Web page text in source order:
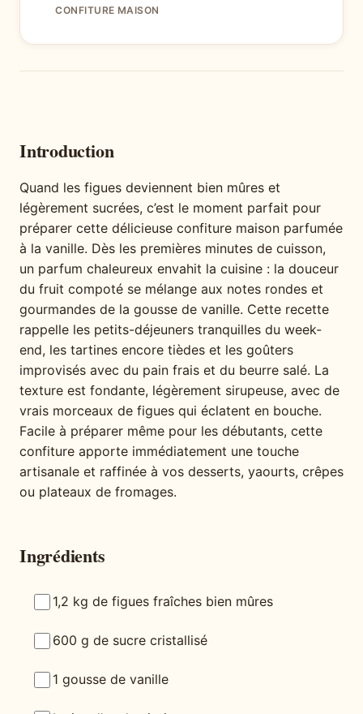
CONFITURE MAISON
Introduction
Quand les figues deviennent bien mûres et
légèrement sucrées, c’est le moment parfait pour
préparer cette délicieuse confiture maison parfumée
à la vanille. Dès les premières minutes de cuisson,
un parfum chaleureux envahit la cuisine : la douceur
du fruit compoté se mélange aux notes rondes et
gourmandes de la gousse de vanille. Cette recette
rappelle les petits-déjeuners tranquilles du week-
end, les tartines encore tièdes et les goûters
improvisés avec du pain frais et du beurre salé. La
texture est fondante, légèrement sirupeuse, avec de
vrais morceaux de figues qui éclatent en bouche.
Facile à préparer même pour les débutants, cette
confiture apporte immédiatement une touche
artisanale et raffinée à vos desserts, yaourts, crêpes
ou plateaux de fromages.
Ingrédients
1,2 kg de figues fraîches bien mûres
600 g de sucre cristallisé
1 gousse de vanille